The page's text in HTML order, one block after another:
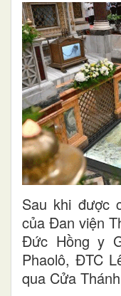
Sau khi được
của Đan viện
Đức Hồng y
Phaolô, ĐTC
qua Cửa